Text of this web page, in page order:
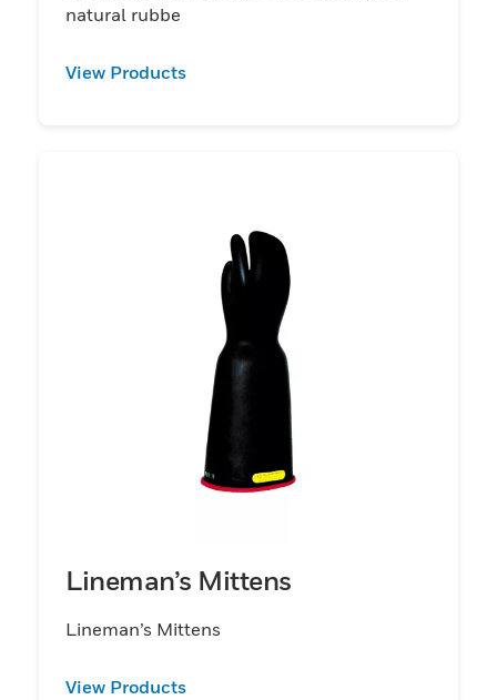
natural rubbe
View Products
Lineman’s Mittens
Lineman’s Mittens
View Products